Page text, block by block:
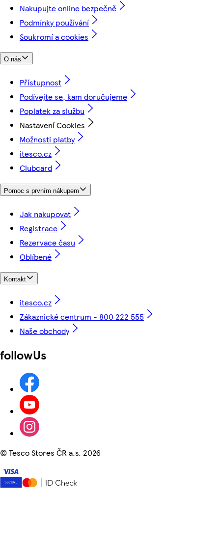
Nakupujte online bezpečně
Podmínky používání
Soukromí a cookies
O nás
Přístupnost
Podívejte se, kam doručujeme
Poplatek za službu
Nastavení Cookies
Možnosti platby
itesco.cz
Clubcard
Pomoc s prvním nákupem
Jak nakupovat
Registrace
Rezervace času
Oblíbené
Kontakt
itesco.cz
Zákaznické centrum - 800 222 555
Naše obchody
followUs
©Tesco Stores ČR a.s. 2026